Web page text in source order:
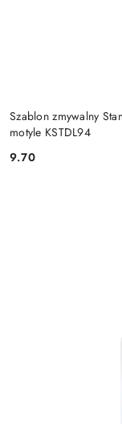
Szablon zmywalny
motyle KSTDL94
Cena:
9.70